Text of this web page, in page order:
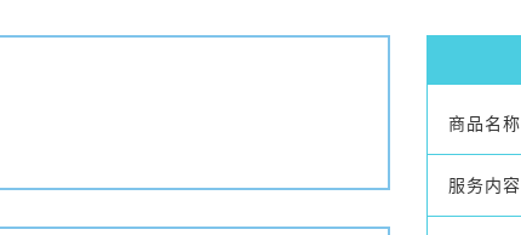
商品名称
服务内容